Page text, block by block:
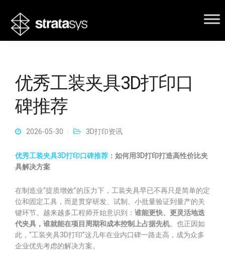
优秀工装夹具3D打印口
碑推荐
2026-05-30 3D打印资讯
优秀工装夹具3D打印口碑推荐 ：如何用3D打印打造高性价比夹
具解决方案
在制造业“提质增效”的压力下，工装夹具早已不再只是简单的定
位和固定工具，而是贯穿研发、试制、小批量验证到量产的关
键环节。越来越多工程师开始意识到： 谁能更快、更灵活地迭
代夹具，谁就能在项目周期和成本控制上占据先机。也正因如
此，“工装夹具3D打印”这几年在业内口碑一路走高，成为众多
企业优先考虑的解决方案。